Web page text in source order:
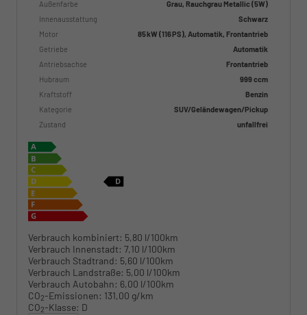
Außenfarbe
Grau, Rauchgrau Metallic (5W)
Innenausstattung
Schwarz
Motor
85 kW (116 PS), Automatik, Frontantrieb
Getriebe
Automatik
Antriebsachse
Frontantrieb
Hubraum
999 ccm
Kraftstoff
Benzin
Kategorie
SUV/Geländewagen/Pickup
Zustand
unfallfrei
Verbrauch kombiniert: 5,80 l/100km
Verbrauch Innenstadt: 7,10 l/100km
Verbrauch Stadtrand: 5,60 l/100km
Verbrauch Landstraße: 5,00 l/100km
Verbrauch Autobahn: 6,00 l/100km
CO2-Emissionen: 131,00 g/km
CO2-Klasse: D